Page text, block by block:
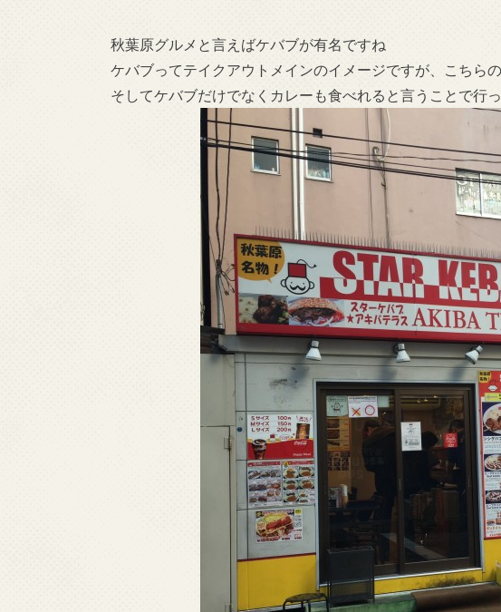
秋葉原グルメと言えばケバブが有名ですね
ケバブってテイクアウトメインのイメージですが、こちら
そしてケバブだけでなくカレーも食べれると言うことで行